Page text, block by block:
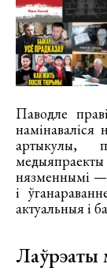
Паводле
намінаваліся
артыкулы,
медыяпраекты
нязменнымі —
і
актуальныя і
Лаўрэаты